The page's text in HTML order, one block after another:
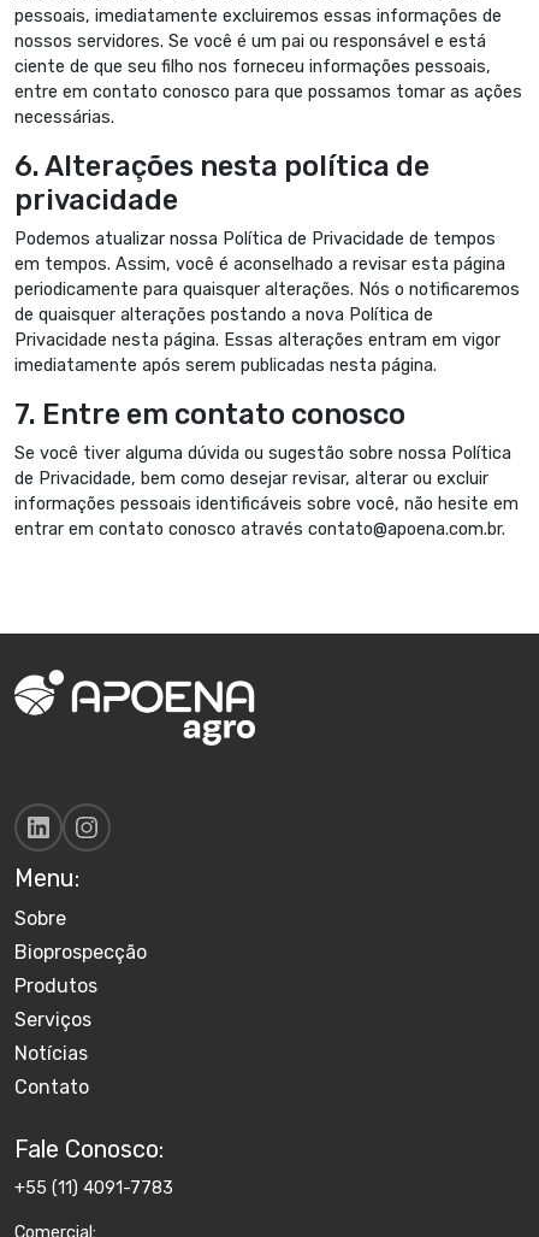
pessoais, imediatamente excluiremos essas informações de
nossos servidores. Se você é um pai ou responsável e está
ciente de que seu filho nos forneceu informações pessoais,
entre em contato conosco para que possamos tomar as ações
necessárias.
6. Alterações nesta política de
privacidade
Podemos atualizar nossa Política de Privacidade de tempos
em tempos. Assim, você é aconselhado a revisar esta página
periodicamente para quaisquer alterações. Nós o notificaremos
de quaisquer alterações postando a nova Política de
Privacidade nesta página. Essas alterações entram em vigor
imediatamente após serem publicadas nesta página.
7. Entre em contato conosco
Se você tiver alguma dúvida ou sugestão sobre nossa Política
de Privacidade, bem como desejar revisar, alterar ou excluir
informações pessoais identificáveis sobre você, não hesite em
entrar em contato conosco através contato@apoena.com.br.
Menu:
Sobre
Bioprospecção
Produtos
Serviços
Notícias
Contato
Fale Conosco:
+55 (11) 4091-7783
Comercial: